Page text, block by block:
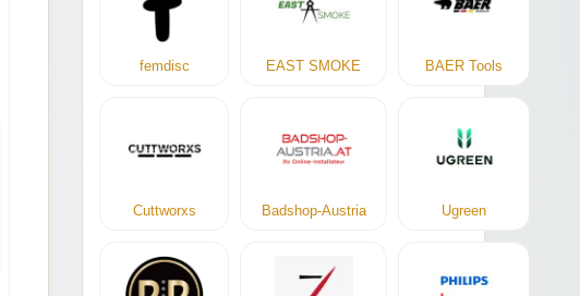
femdisc EAST SMOKE BAER Tools
Cuttworxs Badshop-Austria Ugreen